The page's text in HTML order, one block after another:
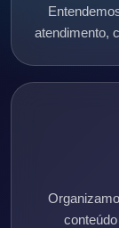
atendimento,